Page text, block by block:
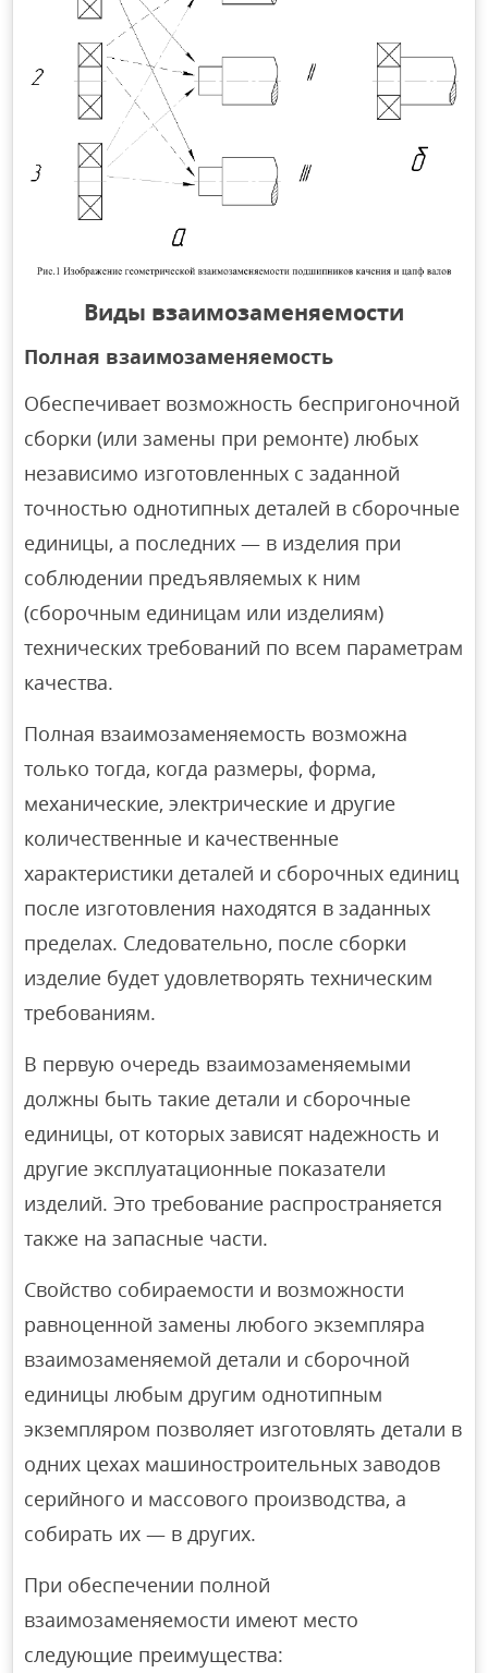
Виды взаимозаменяемости
Полная взаимозаменяемость
Обеспечивает возможность беспригоночной
сборки (или замены при ремонте) любых
независимо изготовленных с заданной
точностью однотипных деталей в сборочные
единицы, а последних — в изделия при
соблюдении предъявляемых к ним
(сборочным единицам или изделиям)
технических требований по всем параметрам
качества.
Полная взаимозаменяемость возможна
только тогда, когда размеры, форма,
механические, электрические и другие
количественные и качественные
характеристики деталей и сборочных единиц
после изготовления находятся в заданных
пределах. Следовательно, после сборки
изделие будет удовлетворять техническим
требованиям.
В первую очередь взаимозаменяемыми
должны быть такие детали и сборочные
единицы, от которых зависят надежность и
другие эксплуатационные показатели
изделий. Это требование распространяется
также на запасные части.
Свойство собираемости и возможности
равноценной замены любого экземпляра
взаимозаменяемой детали и сборочной
единицы любым другим однотипным
экземпляром позволяет изготовлять детали в
одних цехах машиностроительных заводов
серийного и массового производства, а
собирать их — в других.
При обеспечении полной
взаимозаменяемости имеют место
следующие преимущества: